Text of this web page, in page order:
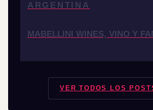
ARGENTINA
MABELLINI WINES, VINO Y
VER TODOS LOS